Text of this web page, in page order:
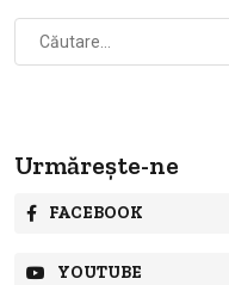
Caută
după:
Urmărește-ne
FACEBOOK
YOUTUBE